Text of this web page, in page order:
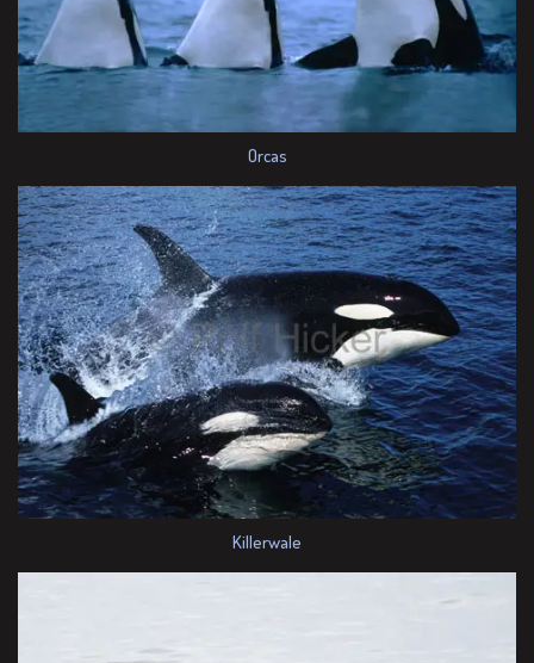
Orcas
Killerwale